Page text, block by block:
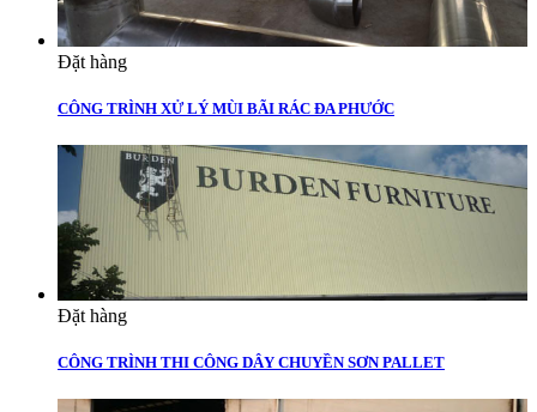
Đặt hàng
CÔNG TRÌNH XỬ LÝ MÙI BÃI RÁC ĐA PHƯỚC
Đặt hàng
CÔNG TRÌNH THI CÔNG DÂY CHUYỀN SƠN PALLET